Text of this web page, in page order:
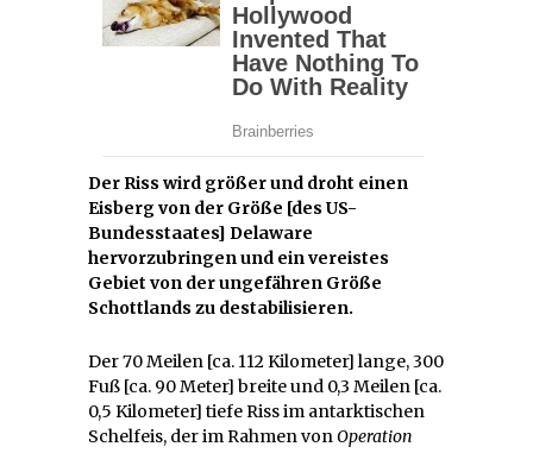
Der Riss wird größer und droht einen
Eisberg von der Größe [des US-
Bundesstaates] Delaware
hervorzubringen und ein vereistes
Gebiet von der ungefähren Größe
Schottlands zu destabilisieren.
Der 70 Meilen [ca. 112 Kilometer] lange, 300
Fuß [ca. 90 Meter] breite und 0,3 Meilen [ca.
0,5 Kilometer] tiefe Riss im antarktischen
Schelfeis, der im Rahmen vonOperation